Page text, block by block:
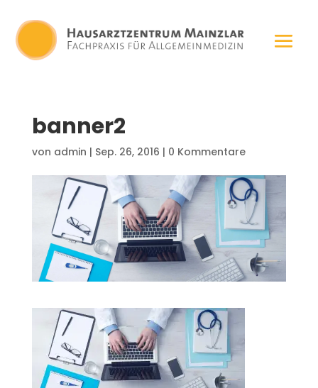
banner2
von admin | Sep. 26, 2016 | 0 Kommentare